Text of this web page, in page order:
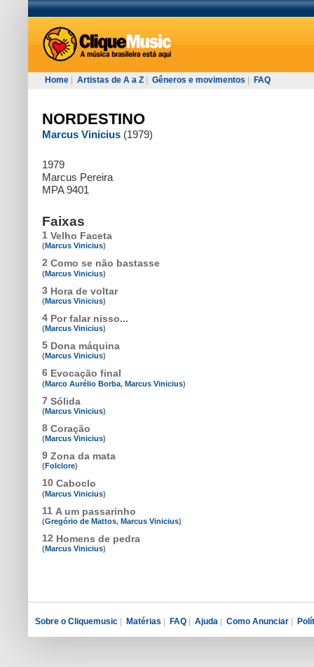
Home Artistas de A a Z Gêneros e movimentos FAQ
NORDESTINO
Marcus Vinicius (1979)
1979
Marcus Pereira
MPA 9401
Faixas
1 Velho Faceta
(Marcus Vinicius)
2 Como se não bastasse
(Marcus Vinicius)
3 Hora de voltar
(Marcus Vinicius)
4 Por falar nisso...
(Marcus Vinicius)
5 Dona máquina
(Marcus Vinicius)
6 Evocação final
(Marco Aurélio Borba, Marcus Vinicius)
7 Sólida
(Marcus Vinicius)
8 Coração
(Marcus Vinicius)
9 Zona da mata
(Folclore)
10 Caboclo
(Marcus Vinicius)
11 A um passarinho
(Gregório de Mattos, Marcus Vinicius)
12 Homens de pedra
(Marcus Vinicius)
Sobre o Cliquemusic Matérias FAQ Ajuda Como Anunciar